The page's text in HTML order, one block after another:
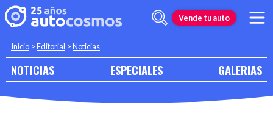
Vende tu auto
Inicio >Editorial >Noticias
NOTICIAS ESPECIALES GALERIAS